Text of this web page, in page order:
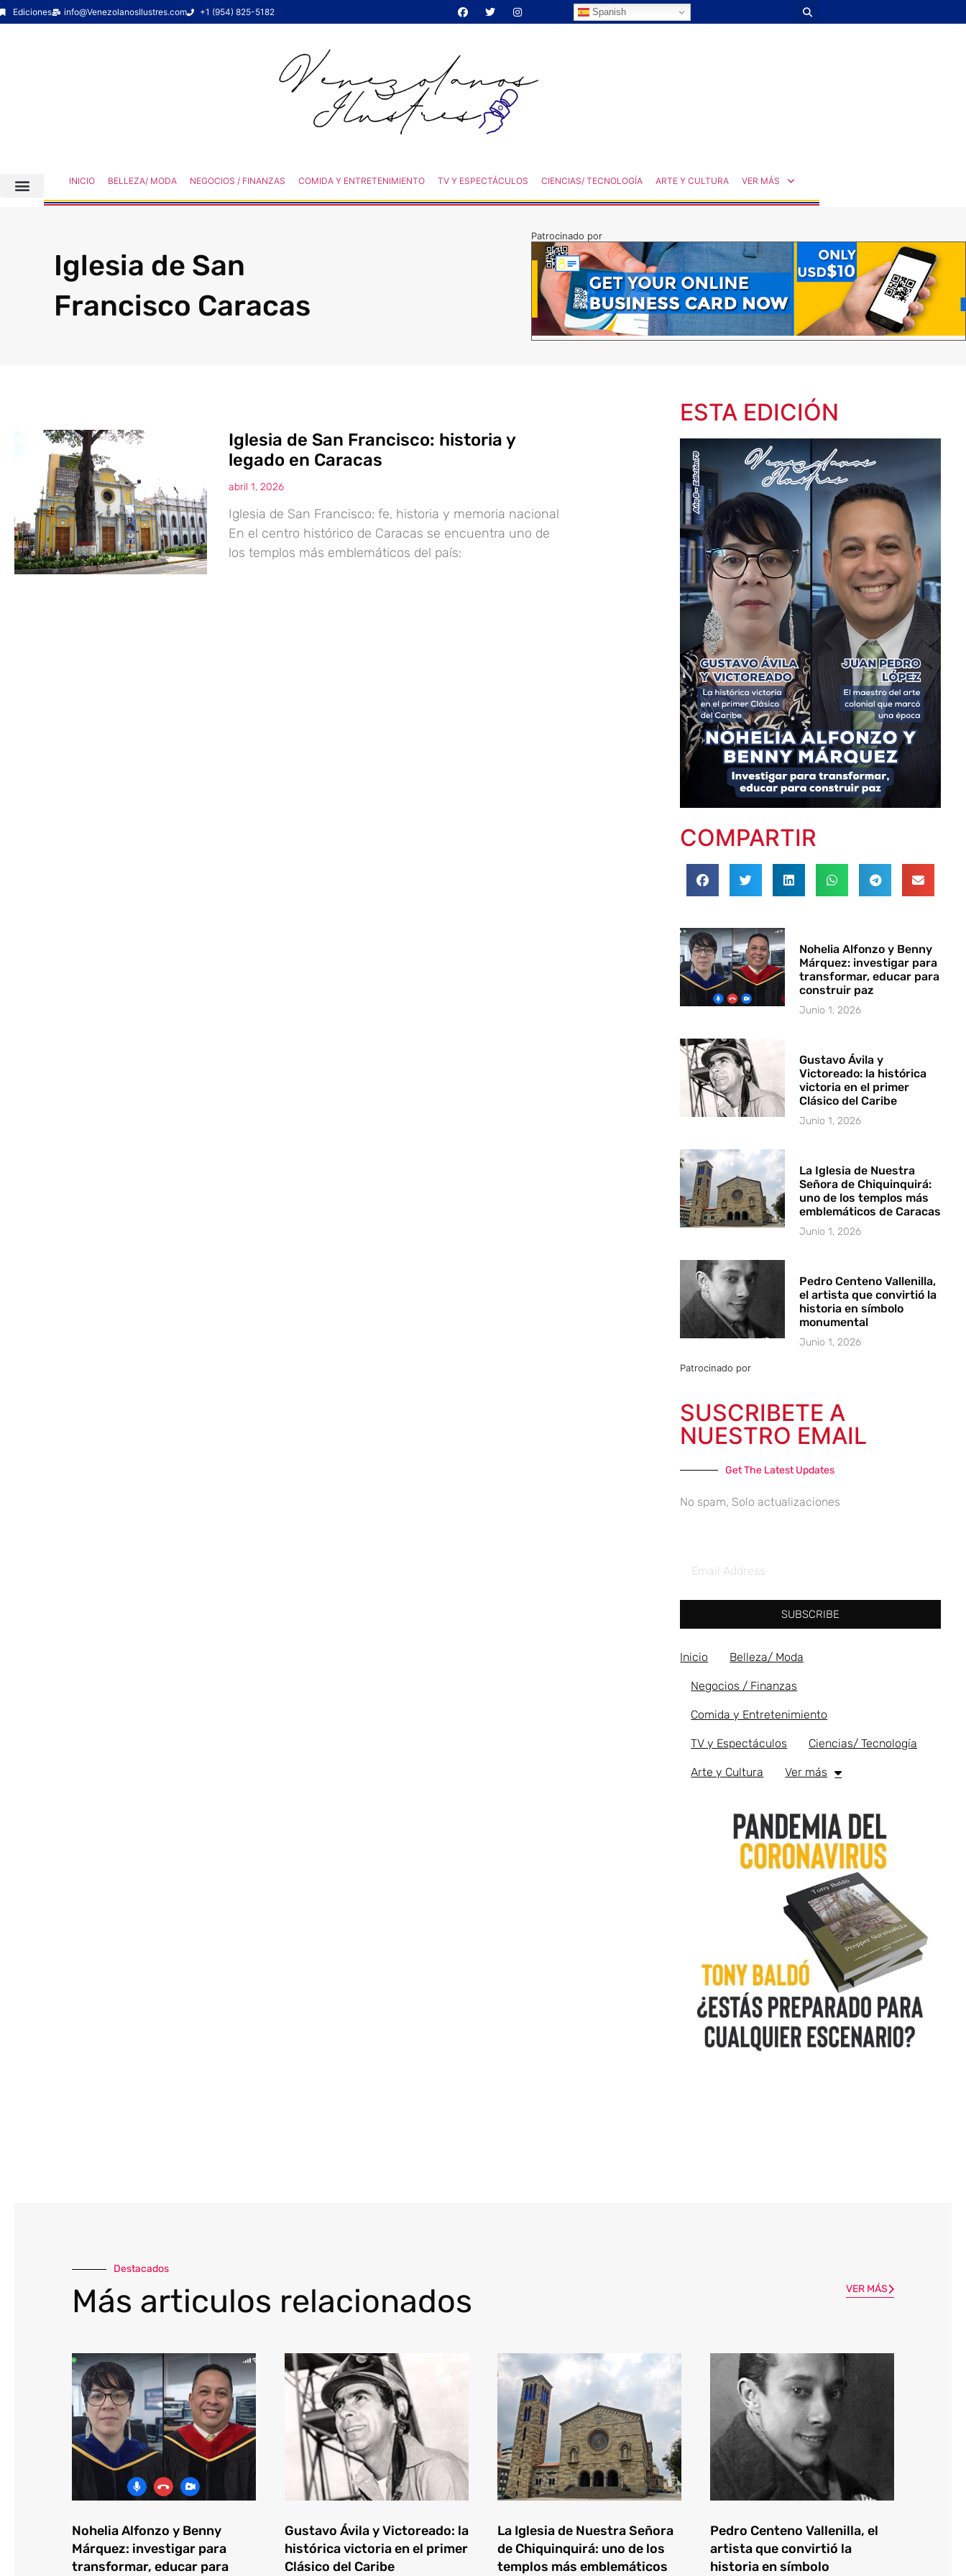
Ediciones info@VenezolanosIlustres.com +1 (954) 825-5182 Spanish
INICIO BELLEZA/ MODA NEGOCIOS / FINANZAS COMIDA Y ENTRETENIMIENTO TV Y ESPECTÁCULOS CIENCIAS/ TECNOLOGÍA ARTE Y CULTURA VER MÁS
Iglesia de San
Francisco Caracas
Patrocinado por
Iglesia de San Francisco: historia y
legado en Caracas
abril 1, 2026
Iglesia de San Francisco: fe, historia y memoria nacional
En el centro histórico de Caracas se encuentra uno de
los templos más emblemáticos del país:
ESTA EDICIÓN
COMPARTIR
Nohelia Alfonzo y Benny
Márquez: investigar para
transformar, educar para
construir paz
Junio 1, 2026
Gustavo Ávila y
Victoreado: la histórica
victoria en el primer
Clásico del Caribe
Junio 1, 2026
La Iglesia de Nuestra
Señora de Chiquinquirá:
uno de los templos más
emblemáticos de Caracas
Junio 1, 2026
Pedro Centeno Vallenilla,
el artista que convirtió la
historia en símbolo
monumental
Junio 1, 2026
Patrocinado por
SUSCRIBETE A
NUESTRO EMAIL
Get The Latest Updates
No spam, Solo actualizaciones
SUBSCRIBE
Inicio Belleza/ Moda
Negocios / Finanzas
Comida y Entretenimiento
TV y Espectáculos Ciencias/ Tecnología
Arte y Cultura Ver más
Destacados
Más articulos relacionados VER MÁS
Nohelia Alfonzo y Benny
Márquez: investigar para
transformar, educar para
Gustavo Ávila y Victoreado: la
histórica victoria en el primer
Clásico del Caribe
La Iglesia de Nuestra Señora
de Chiquinquirá: uno de los
templos más emblemáticos
Pedro Centeno Vallenilla, el
artista que convirtió la
historia en símbolo